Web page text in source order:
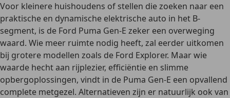
Voor kleinere huishoudens of stellen die zoeken naar een
praktische en dynamische elektrische auto in het B-
segment, is de Ford Puma Gen-E zeker een overweging
waard. Wie meer ruimte nodig heeft, zal eerder uitkomen
bij grotere modellen zoals de Ford Explorer. Maar wie
waarde hecht aan rijplezier, efficiëntie en slimme
opbergoplossingen, vindt in de Puma Gen-E een opvallend
complete metgezel. Alternatieven zijn er natuurlijk ook van